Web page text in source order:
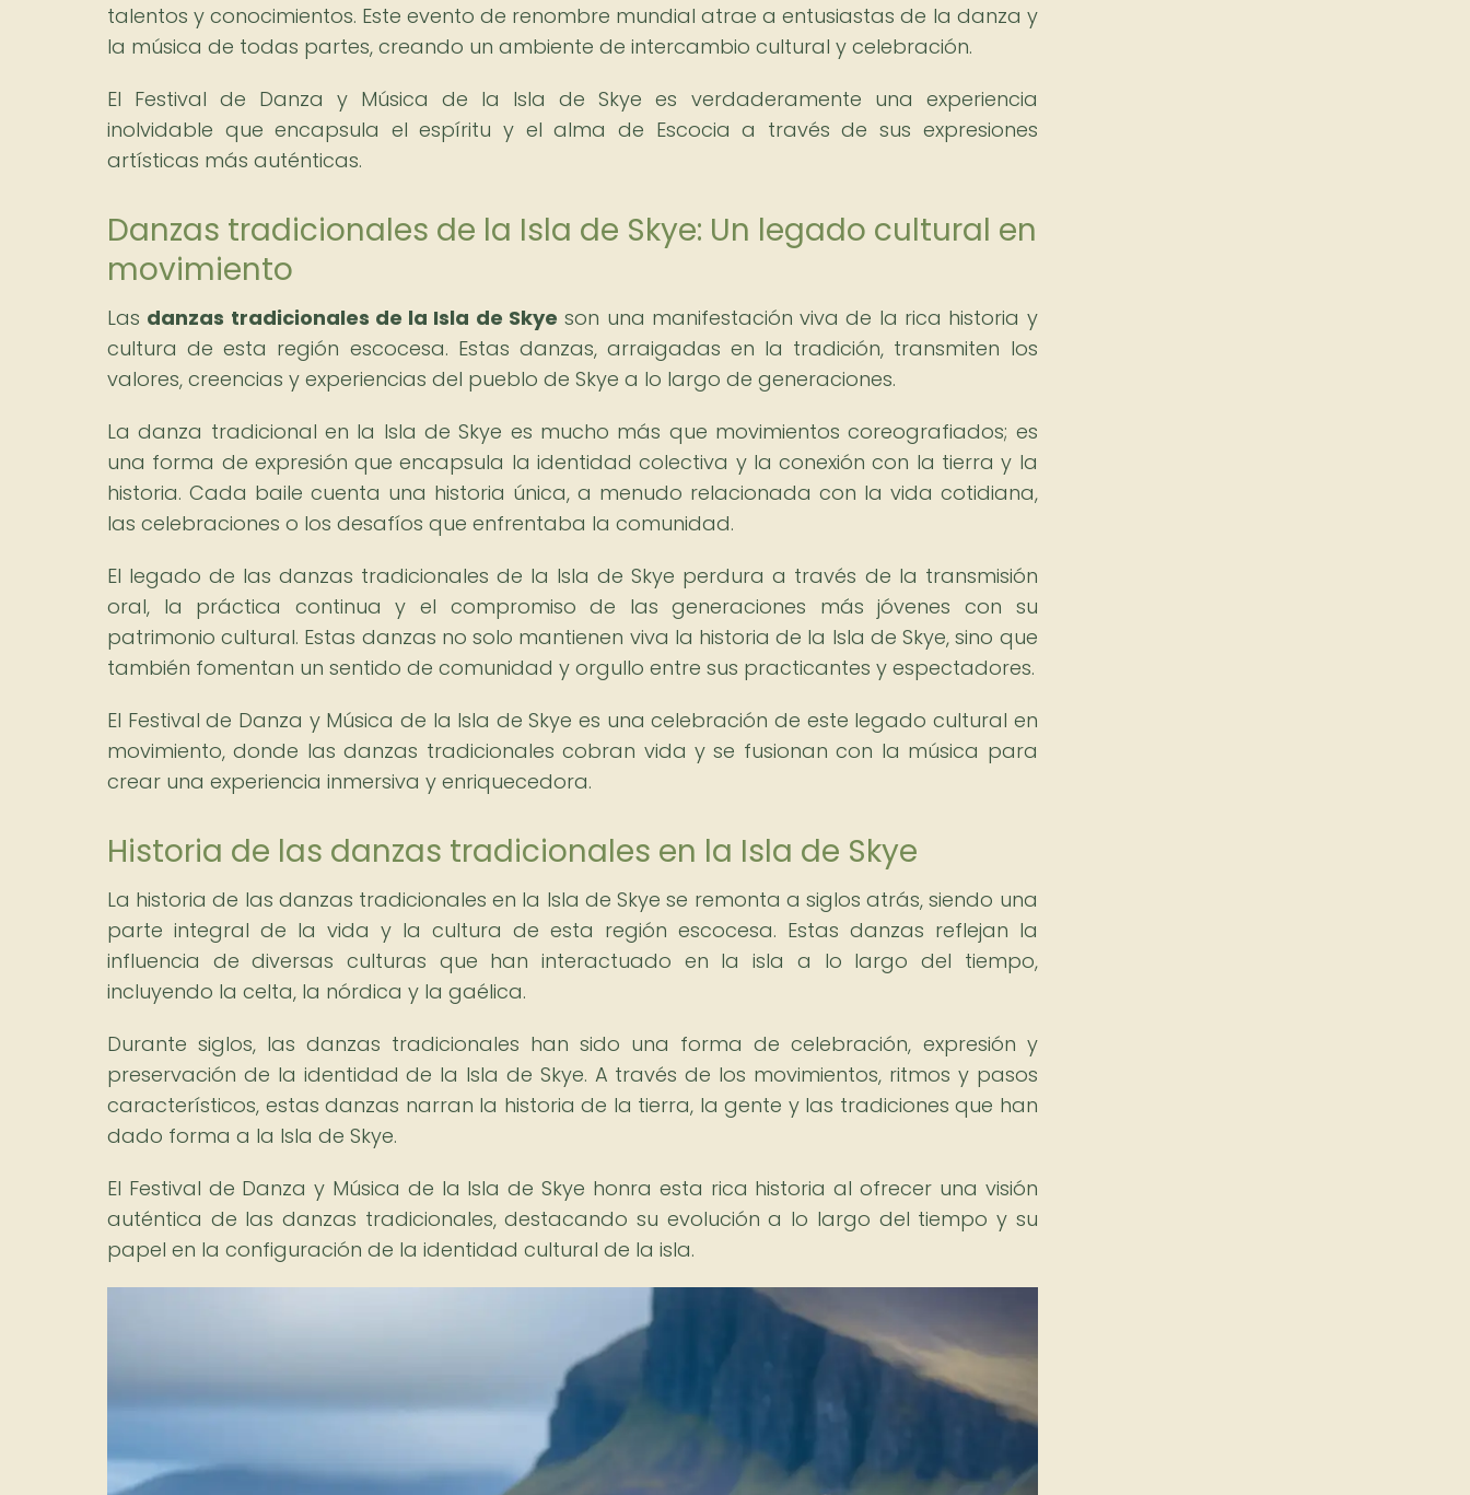
talentos y conocimientos. Este evento de renombre mundial atrae a entusiastas de la danza y
la música de todas partes, creando un ambiente de intercambio cultural y celebración.
El Festival de Danza y Música de la Isla de Skye es verdaderamente una experiencia
inolvidable que encapsula el espíritu y el alma de Escocia a través de sus expresiones
artísticas más auténticas.
Danzas tradicionales de la Isla de Skye: Un legado cultural en
movimiento
Las danzas tradicionales de la Isla de Skye son una manifestación viva de la rica historia y
cultura de esta región escocesa. Estas danzas, arraigadas en la tradición, transmiten los
valores, creencias y experiencias del pueblo de Skye a lo largo de generaciones.
La danza tradicional en la Isla de Skye es mucho más que movimientos coreografiados; es
una forma de expresión que encapsula la identidad colectiva y la conexión con la tierra y la
historia. Cada baile cuenta una historia única, a menudo relacionada con la vida cotidiana,
las celebraciones o los desafíos que enfrentaba la comunidad.
El legado de las danzas tradicionales de la Isla de Skye perdura a través de la transmisión
oral, la práctica continua y el compromiso de las generaciones más jóvenes con su
patrimonio cultural. Estas danzas no solo mantienen viva la historia de la Isla de Skye, sino que
también fomentan un sentido de comunidad y orgullo entre sus practicantes y espectadores.
El Festival de Danza y Música de la Isla de Skye es una celebración de este legado cultural en
movimiento, donde las danzas tradicionales cobran vida y se fusionan con la música para
crear una experiencia inmersiva y enriquecedora.
Historia de las danzas tradicionales en la Isla de Skye
La historia de las danzas tradicionales en la Isla de Skye se remonta a siglos atrás, siendo una
parte integral de la vida y la cultura de esta región escocesa. Estas danzas reflejan la
influencia de diversas culturas que han interactuado en la isla a lo largo del tiempo,
incluyendo la celta, la nórdica y la gaélica.
Durante siglos, las danzas tradicionales han sido una forma de celebración, expresión y
preservación de la identidad de la Isla de Skye. A través de los movimientos, ritmos y pasos
característicos, estas danzas narran la historia de la tierra, la gente y las tradiciones que han
dado forma a la Isla de Skye.
El Festival de Danza y Música de la Isla de Skye honra esta rica historia al ofrecer una visión
auténtica de las danzas tradicionales, destacando su evolución a lo largo del tiempo y su
papel en la configuración de la identidad cultural de la isla.